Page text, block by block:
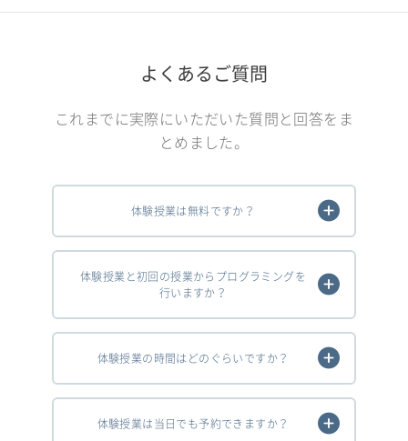
よくあるご質問
これまでに実際にいただいた質問と回答をま
とめました。
体験授業は無料ですか？
体験授業と初回の授業からプログラミングを
行いますか？
体験授業の時間はどのぐらいですか？
体験授業は当日でも予約できますか？